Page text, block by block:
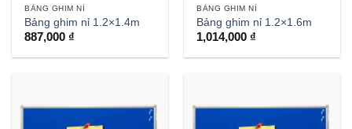
BẢNG GHIM NỈ
Bảng ghim nỉ 1.2×1.4m
887,000 ₫
BẢNG GHIM NỈ
Bảng ghim nỉ 1.2×1.6m
1,014,000 ₫